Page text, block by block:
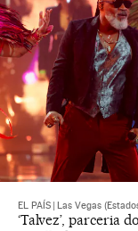
EL PAÍS Las Vegas
‘Talvez’, parceria